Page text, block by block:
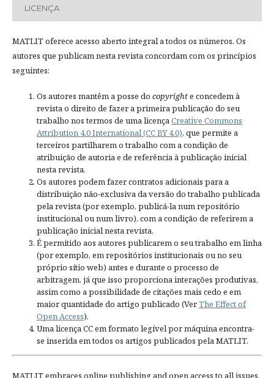
LICENÇA
MATLIT oferece acesso aberto integral a todos os números. Os
autores que publicam nesta revista concordam com os princípios
seguintes:
Os autores mantêm a posse do copyrighte concedem à
revista o direito de fazer a primeira publicação do seu
trabalho nos termos de uma licençaCreative Commons
Attribution 4.0 International (CC BY 4.0), que permite a
terceiros partilharem o trabalho com a condição de
atribuição de autoria e de referência à publicação inicial
nesta revista.
Os autores podem fazer contratos adicionais para a
distribuição não-exclusiva da versão do trabalho publicada
pela revista (por exemplo, publicá-la num repositório
institucional ou num livro), com a condição de referirem a
publicação inicial nesta revista.
É permitido aos autores publicarem o seu trabalho em linha
(por exemplo, em repositórios institucionais ou no seu
próprio sítio web) antes e durante o processo de
arbitragem, já que isso proporciona interações produtivas,
assim como a possibilidade de citações mais cedo e em
maior quantidade do artigo publicado (VerThe Effect of
Open Access).
Uma licença CC em formato legível por máquina encontra-
se inserida em todos os artigos publicados pela MATLIT.
MATLIT embraces online publishing and open access to all issues.